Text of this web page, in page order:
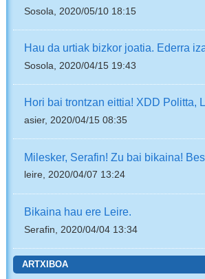
Sosola, 2020/05/10 18:15
Hau da urtiak bizkor joatia. Ederra
Sosola, 2020/04/15 19:43
Hori bai trontzan eittia! XDD Politta,
asier, 2020/04/15 08:35
Milesker, Serafin! Zu bai bikaina!
leire, 2020/04/07 13:24
Bikaina hau ere Leire.
Serafin, 2020/04/04 13:34
ARTXIBOA